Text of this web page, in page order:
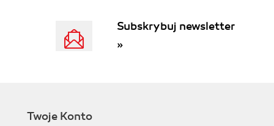
Arranging the files
Using tools to create and test iAds
Subskrybuj newsletter
»
Twoje Konto